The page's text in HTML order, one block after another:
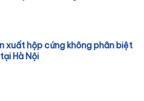
xuất hộp cứng không phân biệt
Hà Nội